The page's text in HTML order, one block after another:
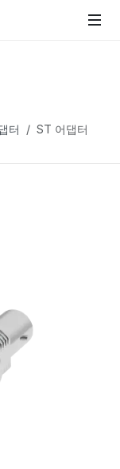
터 ST 어댑터